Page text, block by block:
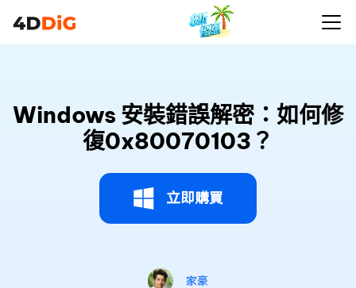
Windows 安裝錯誤解密：如何修
復0x80070103？
立即購買
家豪